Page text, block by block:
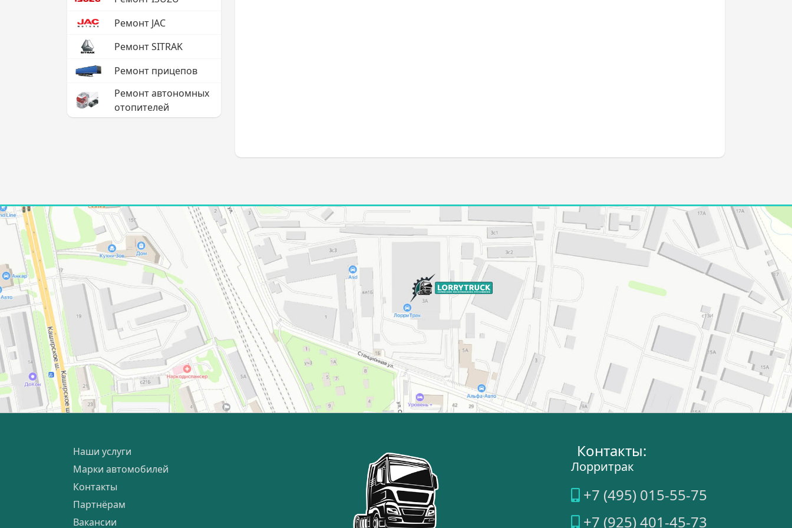
Ремонт JAC
Ремонт SITRAK
Ремонт прицепов
Ремонт автономных
отопителей
Наши услуги
Марки автомобилей
Контакты
Партнёрам
Вакансии
Контакты:
Лорритрак
+7 (495) 015-55-75
+7 (925) 401-45-73